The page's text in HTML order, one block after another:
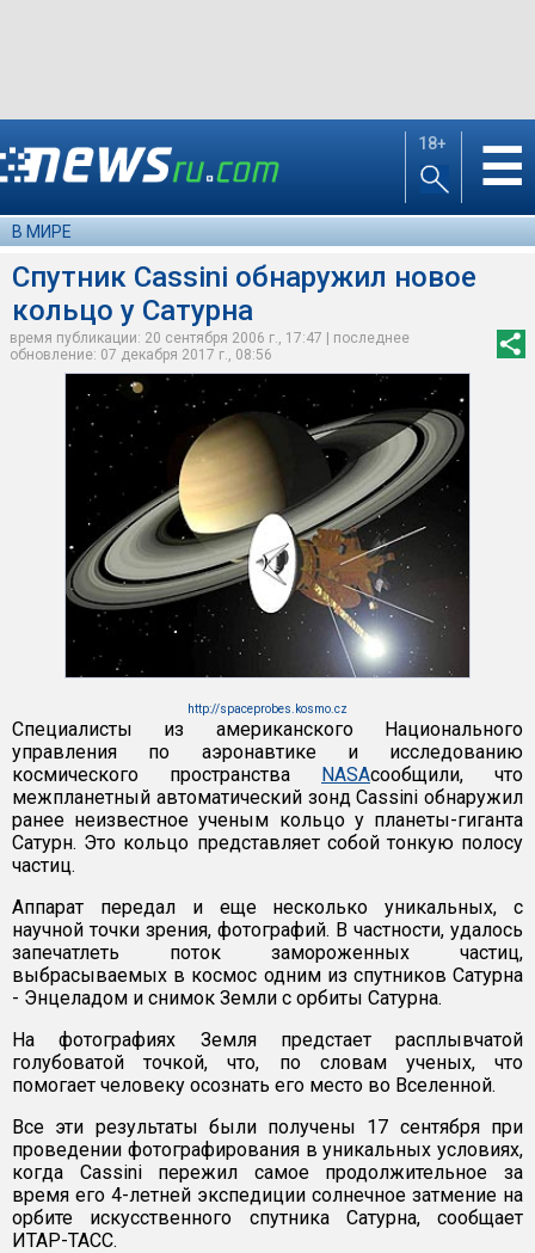
18+ ☰
В МИРЕ
Спутник Cassini обнаружил новое
кольцо у Сатурна
время публикации: 20 сентября 2006 г., 17:47 | последнее
обновление: 07 декабря 2017 г., 08:56
http://spaceprobes.kosmo.cz
Специалисты из американского Национального
управления по аэронавтике и исследованию
космического пространства NASAсообщили, что
межпланетный автоматический зонд Cassini обнаружил
ранее неизвестное ученым кольцо у планеты-гиганта
Сатурн. Это кольцо представляет собой тонкую полосу
частиц.
Аппарат передал и еще несколько уникальных, с
научной точки зрения, фотографий. В частности, удалось
запечатлеть поток замороженных частиц,
выбрасываемых в космос одним из спутников Сатурна
- Энцеладом и снимок Земли с орбиты Сатурна.
На фотографиях Земля предстает расплывчатой
голубоватой точкой, что, по словам ученых, что
помогает человеку осознать его место во Вселенной.
Все эти результаты были получены 17 сентября при
проведении фотографирования в уникальных условиях,
когда Cassini пережил самое продолжительное за
время его 4-летней экспедиции солнечное затмение на
орбите искусственного спутника Сатурна, сообщает
ИТАР-ТАСС.